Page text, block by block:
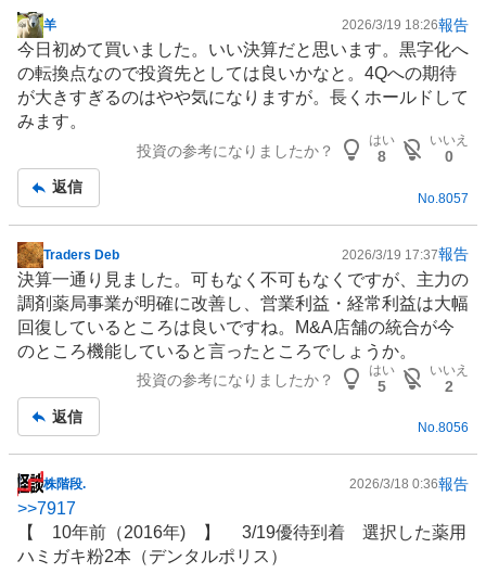
掲
示
板
記
事
羊 2026/3/19 18:26報告
今日初めて買いました。いい決算だと思います。黒字化へ
の転換点なので投資先としては良いかなと。4Qへの期待
が大きすぎるのはやや気になりますが。長くホールドして
みます。
投資の参考になりましたか？
はい
8
いいえ
0
返信
No. 8057
掲
示
板
記
事
Traders Deb 2026/3/19 17:37報告
決算一通り見ました。可もなく不可もなくですが、主力の
調剤薬局事業が明確に改善し、営業利益・経常利益は大幅
回復しているところは良いですね。M&A店舗の統合が今
のところ機能していると言ったところでしょうか。
投資の参考になりましたか？
はい
5
いいえ
2
返信
No.8056
掲
示
板
記
株階段. 2026/3/18 0:36報告
>>7917
【 10年前（2016年) 】 3/19優待到着 選択した薬用
ハミガキ粉2本（デンタルポリス）